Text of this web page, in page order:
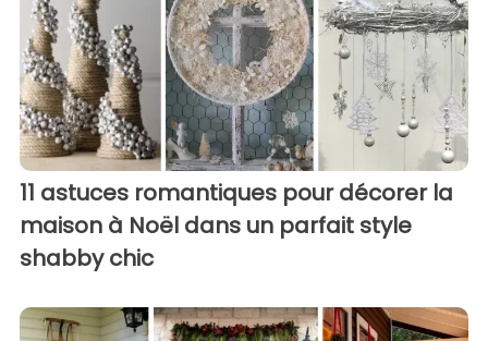
11 astuces romantiques pour décorer la
maison à Noël dans un parfait style
shabby chic